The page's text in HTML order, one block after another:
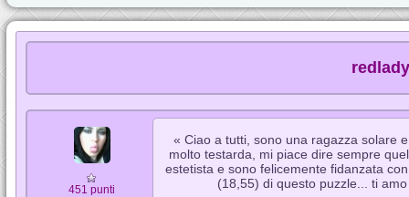
451 punti
« Ciao a tutti, sono una ragazza solare
molto testarda, mi piace dire sempre
estetista e sono felicemente fidanzata
(18,55) di questo puzzle... ti